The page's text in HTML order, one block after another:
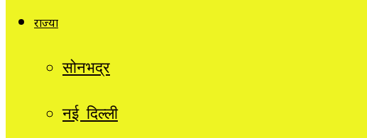
राज्यों
सोनभद्र
नई दिल्ली